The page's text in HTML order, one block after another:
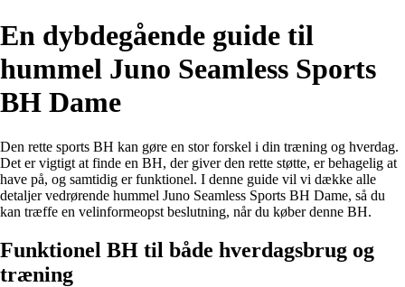
En dybdegående guide til
hummel Juno Seamless Sports
BH Dame
Den rette sports BH kan gøre en stor forskel i din træning og hverdag.
Det er vigtigt at finde en BH, der giver den rette støtte, er behagelig at
have på, og samtidig er funktionel. I denne guide vil vi dække alle
detaljer vedrørende hummel Juno Seamless Sports BH Dame, så du
kan træffe en velinformeopst beslutning, når du køber denne BH.
Funktionel BH til både hverdagsbrug og
træning